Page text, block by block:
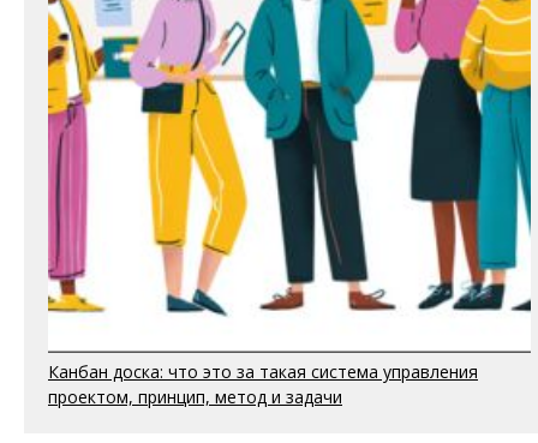
Канбан доска: что это за такая система управления
проектом, принцип, метод и задачи